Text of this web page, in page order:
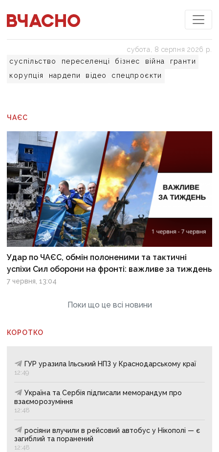
суспільство переселенці бізнес війна
гранти
корупція
нардепи відео спецпроєкти
субота, 8 серпня 2026 р.
ЧАЄС
Удар по ЧАЄС, обмін полоненими та тактичні
успіхи Сил оборони на фронті: важливе за тиждень
7 червня, 13:04
Поки що це всі новини
КОРОТКО
ГУР уразила Ільський НПЗ у Краснодарському краї
12:49
Україна та Сербія підписали меморандум про
взаєморозуміння
12:48
росіяни влучили в рейсовий автобус у Нікополі — є
загиблий та поранений
12:48